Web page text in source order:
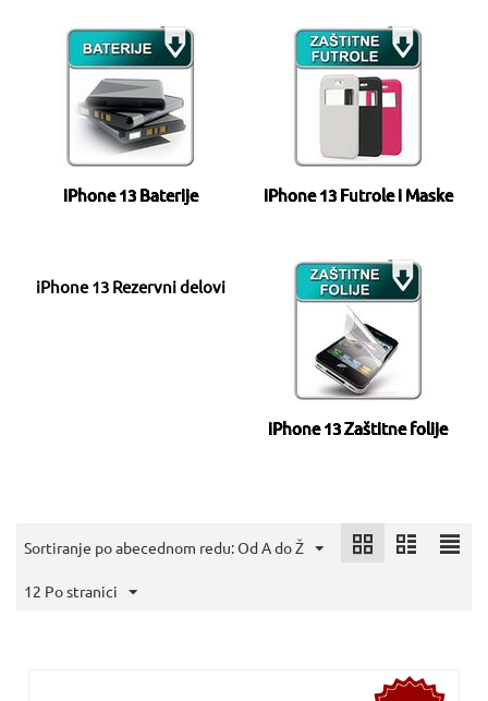
iPhone 13 Baterije iPhone 13 Futrole i Maske
iPhone 13 Rezervni delovi
iPhone 13 Zaštitne folije
Sortiranje po abecednom redu: Od A do Ž
12 Po stranici